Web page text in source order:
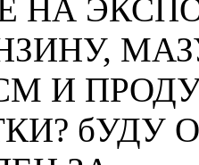
НА
И
бУДУ